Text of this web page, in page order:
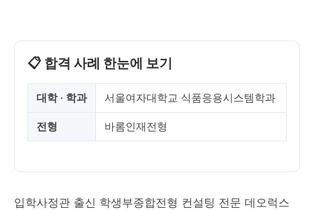
📋 합격 사례 한눈에 보기
대학 · 학과 서울여자대학교 식품응용시스템학과
전형 바롬인재전형
입학사정관 출신 학생부종합전형 컨설팅 전문 데오럭스